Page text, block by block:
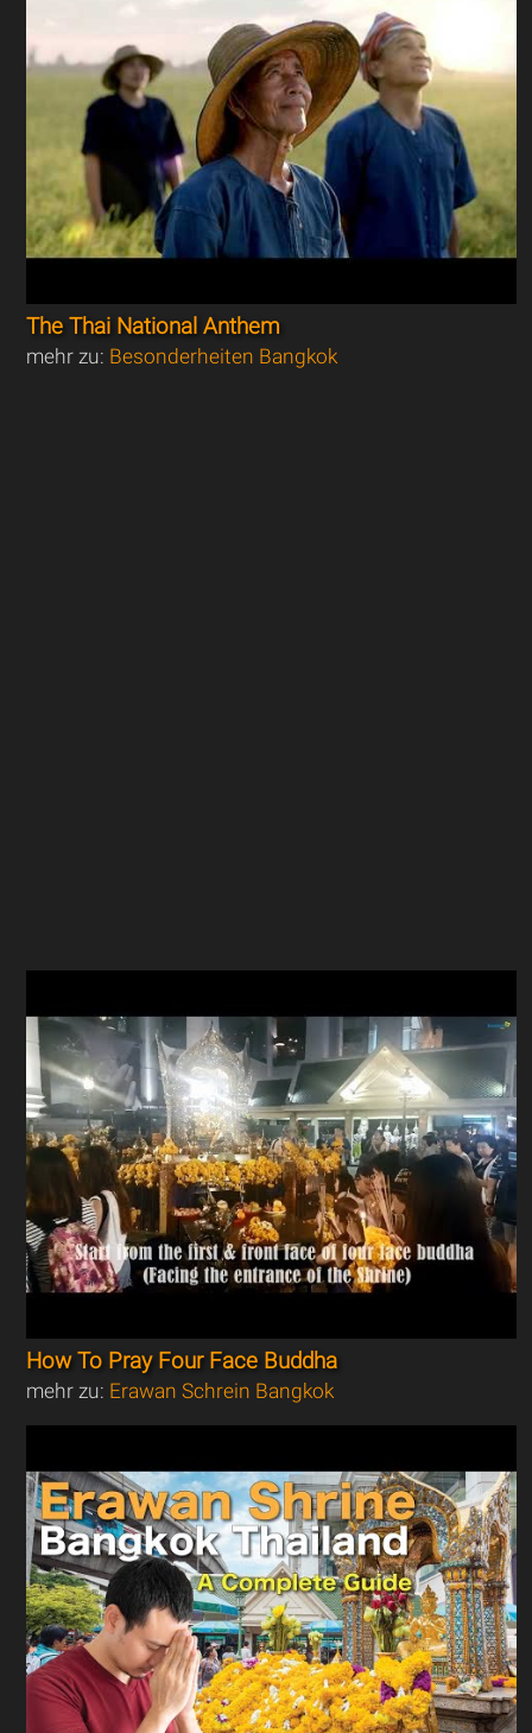
The Thai National Anthem
mehr zu: Besonderheiten Bangkok
How To Pray Four Face Buddha
mehr zu: Erawan Schrein Bangkok